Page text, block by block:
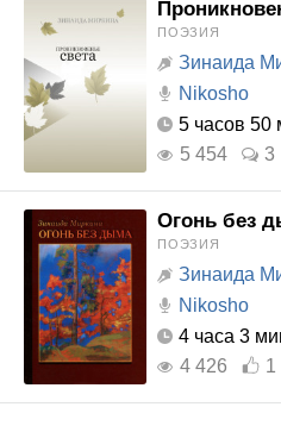
ПОЭЗИЯ
Зинаида
Nikosho
5 часов 50
5 454
3
Огонь без
ПОЭЗИЯ
Зинаида
Nikosho
4 часа 3
4 426
1